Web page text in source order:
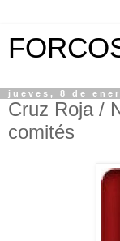
jueves, 8 de
Cruz Roja /
comités